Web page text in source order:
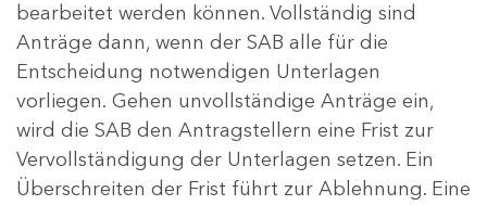
bearbeitet werden können. Vollständig sind
Anträge dann, wenn der SAB alle für die
Entscheidung notwendigen Unterlagen
vorliegen. Gehen unvollständige Anträge ein,
wird die SAB den Antragstellern eine Frist zur
Vervollständigung der Unterlagen setzen. Ein
Überschreiten der Frist führt zur Ablehnung. Eine